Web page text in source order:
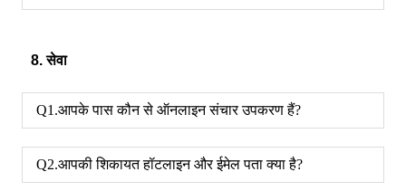
8. सेवा
Q1.आपके पास कौन से ऑनलाइन संचार उपकरण हैं?
Q2.आपकी शिकायत हॉटलाइन और ईमेल पता क्या है?